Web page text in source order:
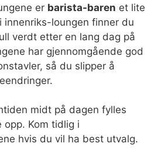
er barista-baren et lite
innenriks-loungen finner du
verdt etter en lang dag på
har gjennomgående god
så du slipper å
midt på dagen fylles
Kom tidlig i
hvis du vil ha best utvalg.